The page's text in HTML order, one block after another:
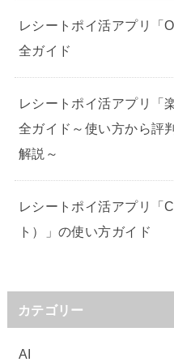
レシートポイ活アプリ「
全ガイド
レシートポイ活アプリ「
全ガイド～使い方から評
解説～
レシートポイ活アプリ「
ト）」の使い方ガイド
カテゴリー
AI